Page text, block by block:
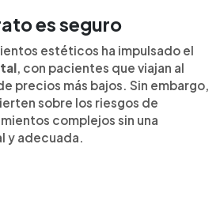
es seguro
estéticos ha impulsado el
, con pacientes que viajan al
precios más bajos. Sin embargo,
sobre los riesgos de
complejos sin una
y adecuada.